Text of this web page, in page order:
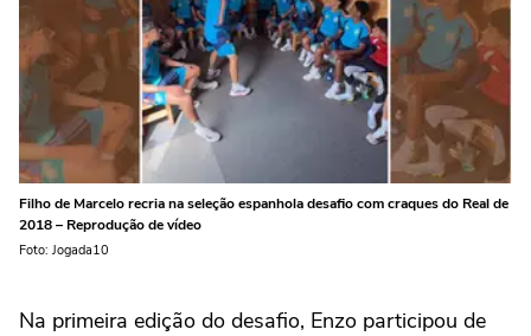
Filho de Marcelo recria na seleção espanhola desafio com craques do Real de
2018 – Reprodução de vídeo
Foto: Jogada10
Na primeira edição do desafio, Enzo participou de